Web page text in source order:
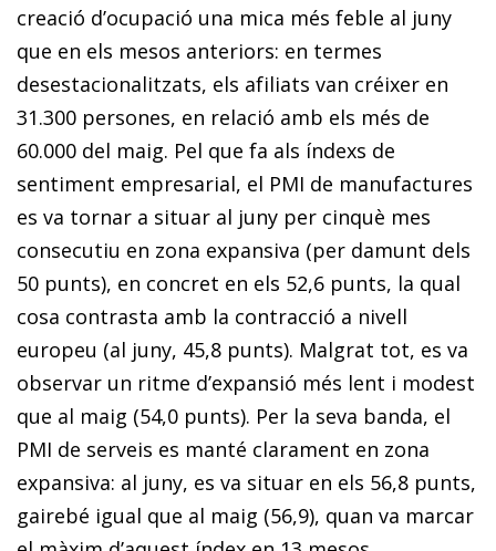
creació d’ocupació una mica més feble al juny
que en els mesos anteriors: en termes
desestacionalitzats, els afiliats van créixer en
31.300 persones, en relació amb els més de
60.000 del maig. Pel que fa als índexs de
sentiment empresarial, el PMI de manufactures
es va tornar a situar al juny per cinquè mes
consecutiu en zona expansiva (per damunt dels
50 punts), en concret en els 52,6 punts, la qual
cosa contrasta amb la contracció a nivell
europeu (al juny, 45,8 punts). Malgrat tot, es va
observar un ritme d’expansió més lent i modest
que al maig (54,0 punts). Per la seva banda, el
PMI de serveis es manté clarament en zona
expansiva: al juny, es va situar en els 56,8 punts,
gairebé igual que al maig (56,9), quan va marcar